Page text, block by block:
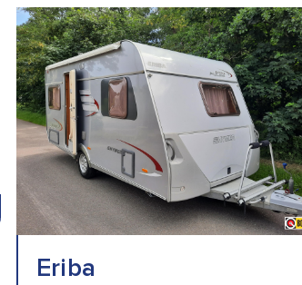
Eriba